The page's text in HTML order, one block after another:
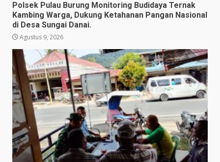
Polsek Pulau Burung Monitoring Budidaya Ternak
Kambing Warga, Dukung Ketahanan Pangan Nasional
di Desa Sungai Danai.
Agustus 9, 2026